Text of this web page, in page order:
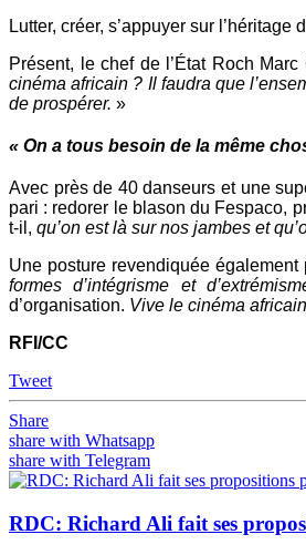
Lutter, créer, s’appuyer sur
Présent, le chef de l’État Roch
cinéma africain ? Il faudra que
de prospérer. »
« On a tous besoin de la même
Avec près de 40 danseurs et une
pari : redorer le blason du Fespaco,
t-il, qu’on est là sur nos jambes et
Une posture revendiquée
formes d’intégrisme et
d’organisation. Vive le cinéma
RFI/CC
Tweet
Share
share with Whatsapp
share with Telegram
RDC: Richard Ali fait ses